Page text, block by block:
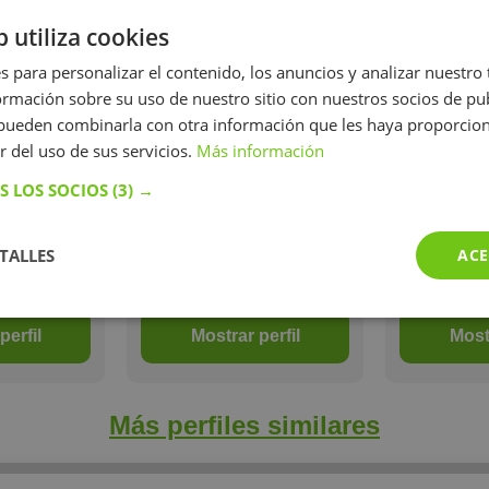
y de
española.
consiste
también es
la clave.
trabajo
conocer
y abrir mi
de mis
Mostrar perfil
Más perfiles similares
utiliza cookies
para personalizar el contenido, los anuncios y analizar nuestro
sobre su uso de nuestro sitio con nuestros socios de
combinarla con otra información que les haya
del uso de sus servicios. Más información
LOS SOCIOS (3) →